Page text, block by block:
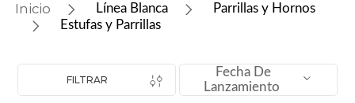
iphone
colchones
Línea Blanca
Parrillas y Hornos
Estufas y Parrillas
FILTRAR
Fecha De
Lanzamiento